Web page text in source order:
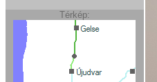
Térkép: